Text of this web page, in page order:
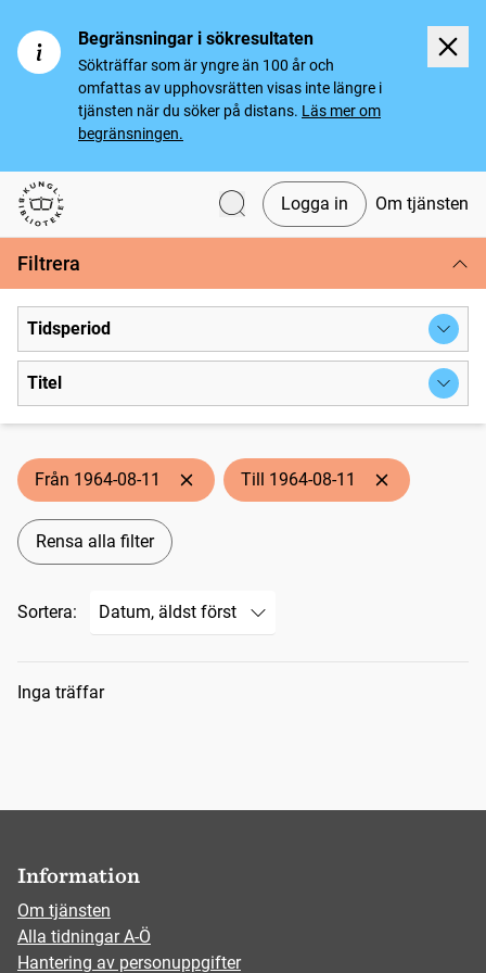
Begränsningar i sökresultaten
Sökträffar som är yngre än 100 år och
omfattas av upphovsrätten visas inte längre i
tjänsten när du söker på distans. Läs mer om
begränsningen.
Svenska tidningar
Logga in Om tjänsten
Filtrera
Tidsperiod
Titel
Från 1964-08-11 Till 1964-08-11
Rensa alla filter
Sortera:
Sökresultat
Inga träffar
Information
Om tjänsten
Alla tidningar A-Ö
Hantering av personuppgifter